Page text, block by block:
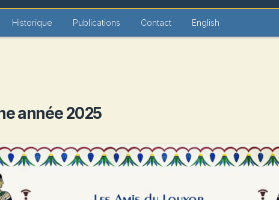
Historique Publications Contact English
année 2025